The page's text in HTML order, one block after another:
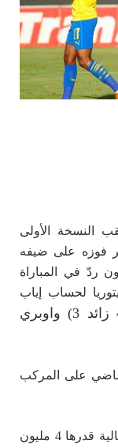
النسخة الأولى
فوزه على ضيفه
ردّ في المباراة
لحساب إياب
وسجّل بيتر شالويلي (45 زائد 3) واوبري
2-1 يوم الأحد الماضي على المركب
وبتتويجه باللقب، ضمن صن داونز جائزة مالية قدرها 4 مليون